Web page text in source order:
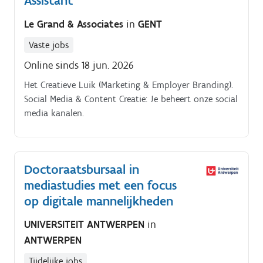
Le Grand & Associates in GENT
Vaste jobs
Online sinds 18 jun. 2026
Het Creatieve Luik (Marketing & Employer Branding).
Social Media & Content Creatie: Je beheert onze social
media kanalen.
Doctoraatsbursaal in
mediastudies met een focus
op digitale mannelijkheden
UNIVERSITEIT ANTWERPEN in
ANTWERPEN